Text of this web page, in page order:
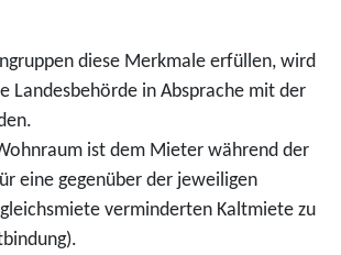
diese Merkmale erfüllen, wird
Landesbehörde in Absprache mit der
ist dem Mieter während der
eine gegenüber der jeweiligen
verminderten Kaltmiete zu